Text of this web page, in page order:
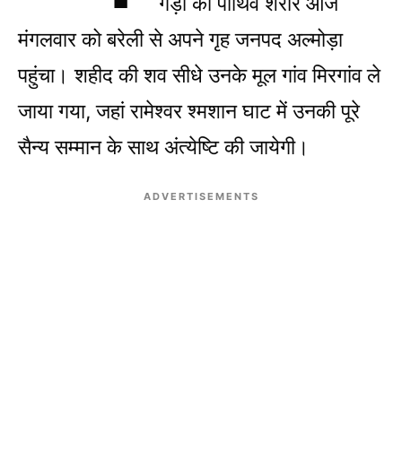
मंगलवार को बरेली से अपने गृह जनपद अल्मोड़ा
पहुंचा। शहीद की शव सीधे उनके मूल गांव मिरगांव ले
जाया गया, जहां रामेश्वर श्मशान घाट में उनकी पूरे
सैन्य सम्मान के साथ अंत्येष्टि की जायेगी।
ADVERTISEMENTS